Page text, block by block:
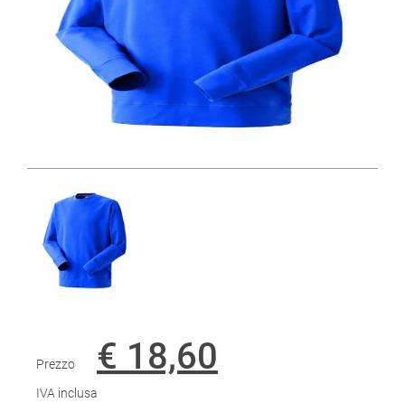
Prezzo € 18,60
IVA inclusa